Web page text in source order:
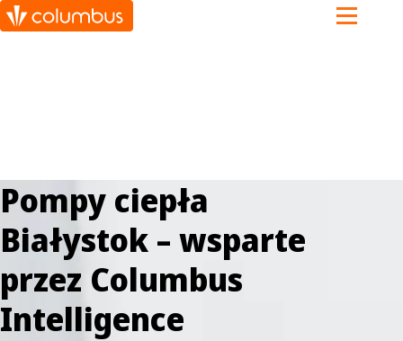
Pompy ciepła
Białystok – wsparte
przez Columbus
Intelligence